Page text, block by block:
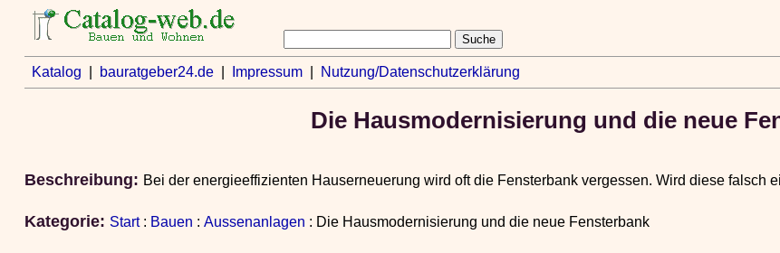
Katalog bauratgeber24.de| Impressum| Nutzung/Datenschutzerklärung
Die Hausmodernisierung und die neue
Beschreibung: Bei der energieeffizienten Hauserneuerung wird oft die Fensterbank vergessen. Wird diese falsch
Kategorie: Start: Bauen : Aussenanlagen : Die Hausmodernisierung und die neue Fensterbank